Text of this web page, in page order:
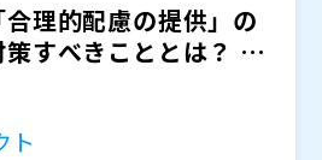
理的配慮の提供」の
すべきこととは？ ～
ト